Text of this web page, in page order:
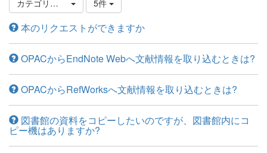
カテゴリ選択 5件
本のリクエストができますか
OPACからEndNote Webへ文献情報を取り込むときは?
OPACからRefWorksへ文献情報を取り込むときは?
図書館の資料をコピーしたいのですが、図書館内にコ
ピー機はありますか?